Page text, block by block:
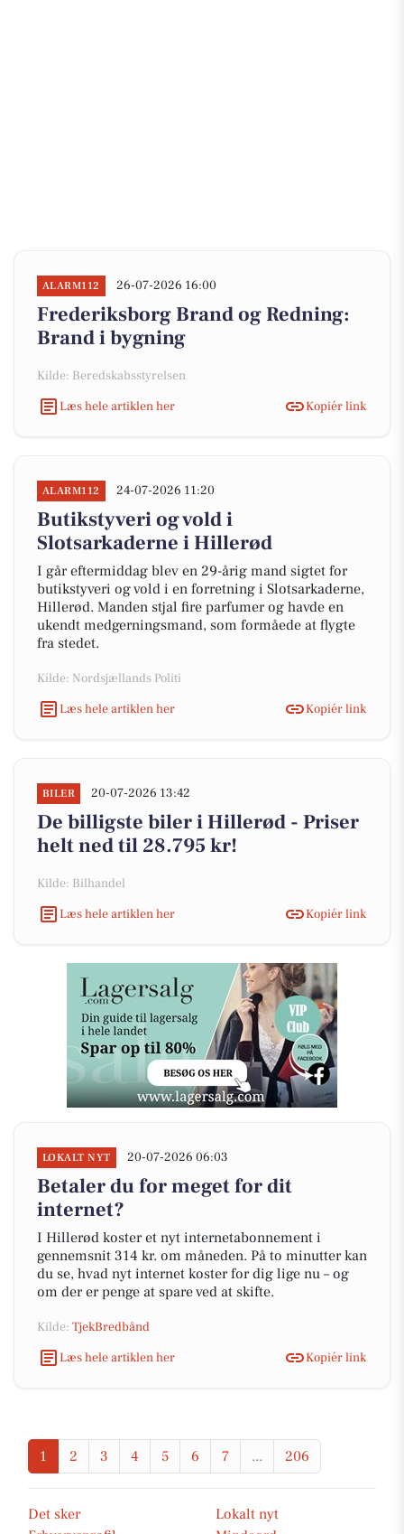
ALARM112 26-07-2026 16:00
Frederiksborg Brand og Redning:
Brand i bygning
Kilde: Beredskabsstyrelsen
Læs hele artiklen her
Kopiér link
ALARM112 24-07-2026 11:20
Butikstyveri og vold i
Slotsarkaderne i Hillerød
I går eftermiddag blev en 29-årig mand sigtet for
butikstyveri og vold i en forretning i Slotsarkaderne,
Hillerød. Manden stjal fire parfumer og havde en
ukendt medgerningsmand, som formåede at flygte
fra stedet.
Kilde: Nordsjællands Politi
Læs hele artiklen her
Kopiér link
BILER 20-07-2026 13:42
De billigste biler i Hillerød - Priser
helt ned til 28.795 kr!
Kilde: Bilhandel
Læs hele artiklen her
Kopiér link
LOKALT NYT 20-07-2026 06:03
Betaler du for meget for dit
internet?
I Hillerød koster et nyt internetabonnement i
gennemsnit 314 kr. om måneden. På to minutter kan
du se, hvad nyt internet koster for dig lige nu – og
om der er penge at spare ved at skifte.
Kilde: TjekBredbånd
Læs hele artiklen her
Kopiér link
1 2 3 4 5 6 7 ... 206
Det sker
Lokalt nyt